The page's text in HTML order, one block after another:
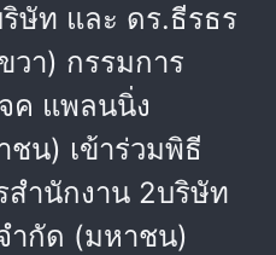
ษัท และ ดร.ธีรธร
วา) กรรมการ
ค แพลนนิ่ง
ชน) เข้าร่วมพิธี
สำนักงาน 2บริษัท
ำกัด (มหาชน)